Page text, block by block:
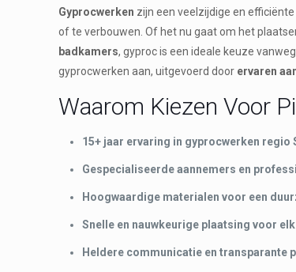
Gyprocwerken zijn een veelzijdige en
of te verbouwen. Of het nu gaat om het
badkamers, gyproc is een ideale keuze
gyprocwerken aan, uitgevoerd door ervaren
Waarom Kiezen Voor
15+ jaar ervaring in gyprocwerken regio
Gespecialiseerde aannemers en
Hoogwaardige materialen voor een
Snelle en nauwkeurige plaatsing voor
Heldere communicatie en transparante